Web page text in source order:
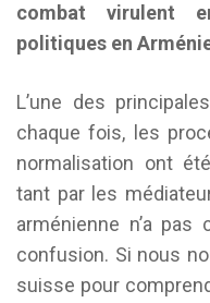
combat virulent
politiques en
L’une des
chaque fois, les
normalisation ont
tant par les
arménienne n’a pas
confusion. Si nous
suisse pour